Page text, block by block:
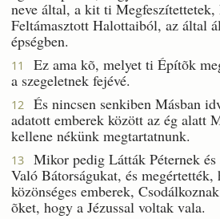
neve által, a kit ti
Feltámasztott Halottaiból, az által
épségben.
11
Ez ama kõ, melyet ti Építõk
a szegeletnek fejévé.
12
És nincsen senkiben Másban
adatott emberek között az ég alatt
kellene nékünk megtartatnunk.
13
Mikor pedig Látták Péternek és
Való Bátorságukat, és megértették,
közönséges emberek,
õket, hogy a Jézussal voltak vala.